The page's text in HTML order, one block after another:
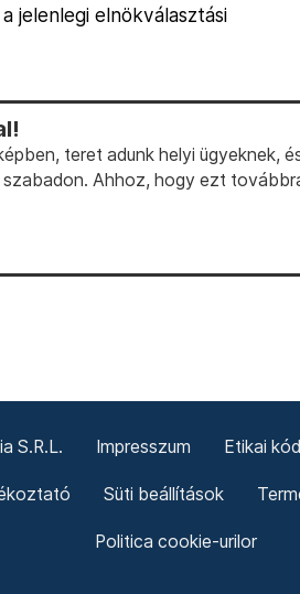
jelenlegi elnökválasztási
teret adunk helyi ügyeknek,
Ahhoz, hogy ezt
S.R.L. Impresszum Etikai
Süti beállítások
Politica cookie-urilor